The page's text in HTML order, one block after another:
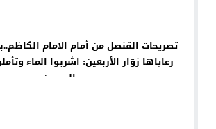
تصريحات القنصل من أمام الامام
رعاياها زوّار الأربعين: اشربوا الماء
الحسين